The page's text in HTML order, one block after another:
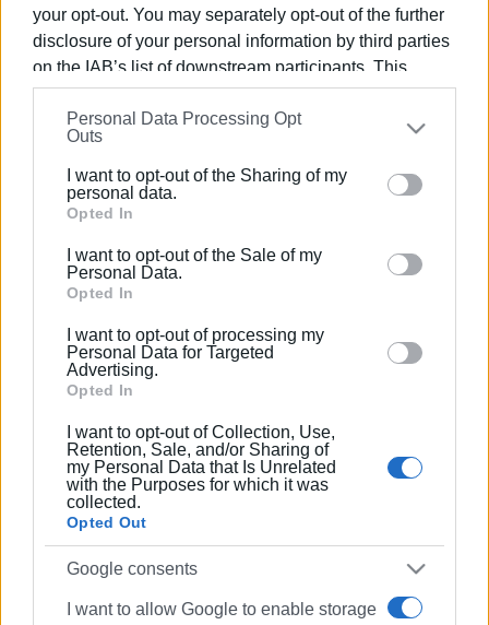
your opt-out. You may separately opt-out of the further
disclosure of your personal information by third parties
on the IAB’s list of downstream participants. This
information may also be disclosed by us to third parties
on theIAB’s List of Downstream Participants
that may
further disclose it to other third parties.
Please note that this website/app uses one or more
Google services and may gather and store information
behaviour. You may click to grant or deny consent to
Google and its third-party tags to use your data for
section.
Personal Data Processing Opt
Outs
I want to opt-out of the Sharing of my
personal data.
Opted In
I want to opt-out of the Sale of my
Personal Data.
Opted In
I want to opt-out of processing my
Personal Data for Targeted
Advertising.
Opted In
I want to opt-out of Collection, Use,
Retention, Sale, and/or Sharing of
my Personal Data that Is Unrelated
with the Purposes for which it was
collected.
Opted Out
Google consents
I want to allow Google to enable storage
Όλοι οι επιβάτες αποβιβάστηκαν με ασφάλεια και η
εταιρεία έχει ήδη αποστείλει άλλο αεροσκάφος,
προκειμένου οι επιβάτες να συνεχίσουν το ταξίδι τους
Εμφανίσεις: 95
Ακολουθήστε το enimerosi στο